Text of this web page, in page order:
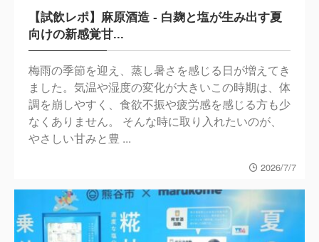
【試飲レポ】麻原酒造 - 白麹と塩が生み出す夏
向けの新感覚甘...
梅雨の季節を迎え、蒸し暑さを感じる日が増えてき
ました。気温や湿度の変化が大きいこの時期は、体
調を崩しやすく、食欲不振や疲労感を感じる方も少
なくありません。 そんな時に取り入れたいのが、
やさしい甘みと豊 ...
2026/7/7